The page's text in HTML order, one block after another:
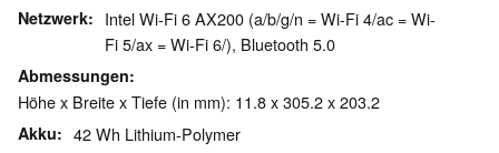
Netzwerk
Intel Wi-Fi 6 AX200 (a/b/g/n = Wi-Fi 4/ac = Wi-
Fi 5/ax = Wi-Fi 6/), Bluetooth 5.0
Abmessungen
Höhe x Breite x Tiefe (in mm): 11.8 x 305.2 x 203.2
Akku 42 Wh Lithium-Polymer